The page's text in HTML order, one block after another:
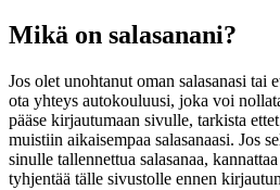
Mikä on salasanani?
Jos olet unohtanut oman salasanasi tai
ota yhteys autokouluusi, joka voi
pääse kirjautumaan sivulle, tarkista
muistiin aikaisempaa salasanaasi. Jos
sinulle tallennettua salasanaa,
tyhjentää tälle sivustolle ennen